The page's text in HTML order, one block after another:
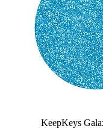
KeepKeys